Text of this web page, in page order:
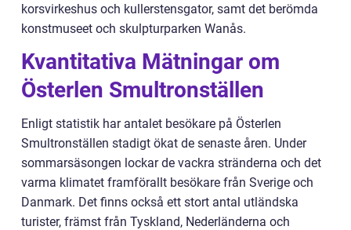
korsvirkeshus och kullerstensgator, samt det berömda
konstmuseet och skulpturparken Wanås.
Kvantitativa Mätningar om
Österlen Smultronställen
Enligt statistik har antalet besökare på Österlen
Smultronställen stadigt ökat de senaste åren. Under
sommarsäsongen lockar de vackra stränderna och det
varma klimatet framförallt besökare från Sverige och
Danmark. Det finns också ett stort antal utländska
turister, främst från Tyskland, Nederländerna och